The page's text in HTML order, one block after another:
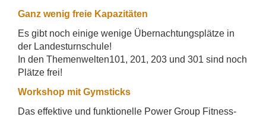
Ganz wenig freie Kapazitäten
Es gibt noch einige wenige Übernachtungsplätze in
der Landesturnschule!
In den Themenwelten101, 201, 203 und 301 sind noch
Plätze frei!
Workshop mit Gymsticks
Das effektive und funktionelle Power Group Fitness-